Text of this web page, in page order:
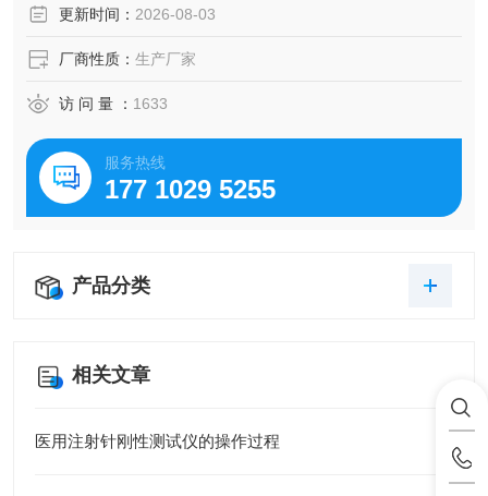
更新时间： 2026-08-03
厂商性质： 生产厂家
访 问 量 ： 1633
服务热线
177 1029 5255
产品分类
相关文章
医用注射针刚性测试仪的操作过程